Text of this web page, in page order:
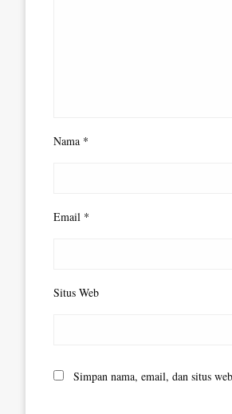
Nama *
Email *
Situs Web
Simpan nama, email, dan situs